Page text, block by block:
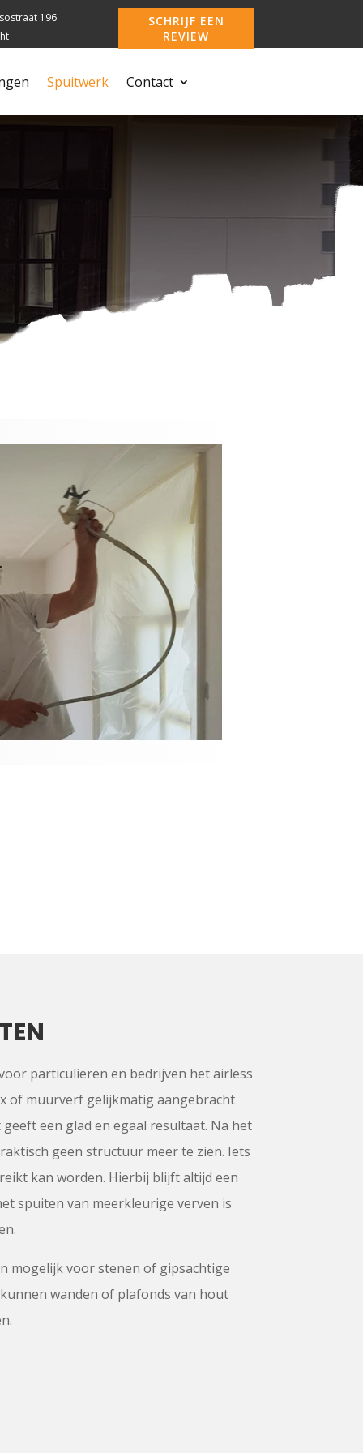
196
SCHRIJF EEN
REVIEW
Spuitwerk Contact
particulieren en bedrijven het airless
of muurverf gelijkmatig aangebracht
een glad en egaal resultaat. Na het
geen structuur meer te zien. Iets
kan worden. Hierbij blijft altijd een
spuiten van meerkleurige verven is
mogelijk voor stenen of gipsachtige
wanden of plafonds van hout